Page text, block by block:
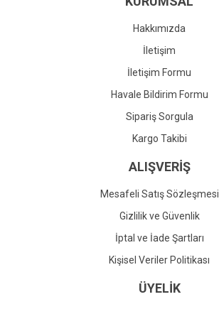
Gönder
Hakkımızda
İletişim
İletişim Formu
Havale Bildirim Formu
Sipariş Sorgula
Kargo Takibi
ALIŞVERİŞ
Mesafeli Satış Sözleşmesi
Gizlilik ve Güvenlik
İptal ve İade Şartları
Kişisel Veriler Politikası
ÜYELİK